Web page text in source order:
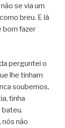
se via um
breu. E lá
bom fazer
perguntei o
lhe tinham
soubemos,
tinha
bateu.
não